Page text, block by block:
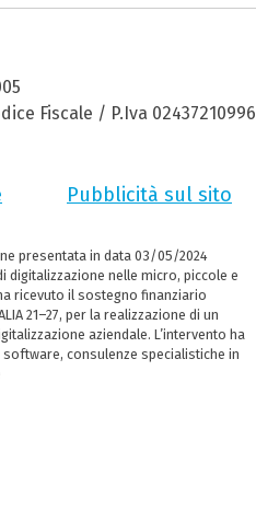
Fiscale / P.Iva 02437210996
Pubblicità sul sito
presentata in data 03/05/2024
digitalizzazione nelle micro, piccole e
ricevuto il sostegno finanziario
21–27, per la realizzazione di un
aziendale. L’intervento ha
consulenze specialistiche in